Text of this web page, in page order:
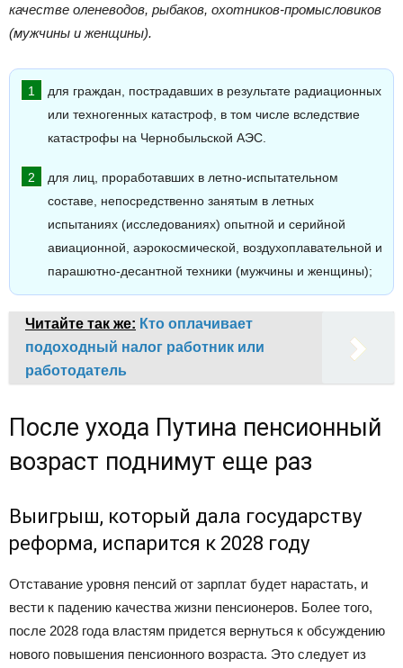
качестве оленеводов, рыбаков, охотников-промысловиков
(мужчины и женщины).
для граждан, пострадавших в результате радиационных
или техногенных катастроф, в том числе вследствие
катастрофы на Чернобыльской АЭС.
для лиц, проработавших в летно-испытательном
составе, непосредственно занятым в летных
испытаниях (исследованиях) опытной и серийной
авиационной, аэрокосмической, воздухоплавательной и
парашютно-десантной техники (мужчины и женщины);
Читайте так же: Кто оплачивает
подоходный налог работник или
работодатель
После ухода Путина пенсионный
возраст поднимут еще раз
Выигрыш, который дала государству
реформа, испарится к 2028 году
Отставание уровня пенсий от зарплат будет нарастать, и
вести к падению качества жизни пенсионеров. Более того,
после 2028 года властям придется вернуться к обсуждению
нового повышения пенсионного возраста. Это следует из